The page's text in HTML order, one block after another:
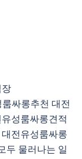
장
싸롱추천 대전
성룸싸롱견적
전유성룸싸롱
두 물러나는 일